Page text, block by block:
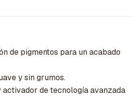
de pigmentos para un acabado
y sin grumos.
activador de tecnología avanzada